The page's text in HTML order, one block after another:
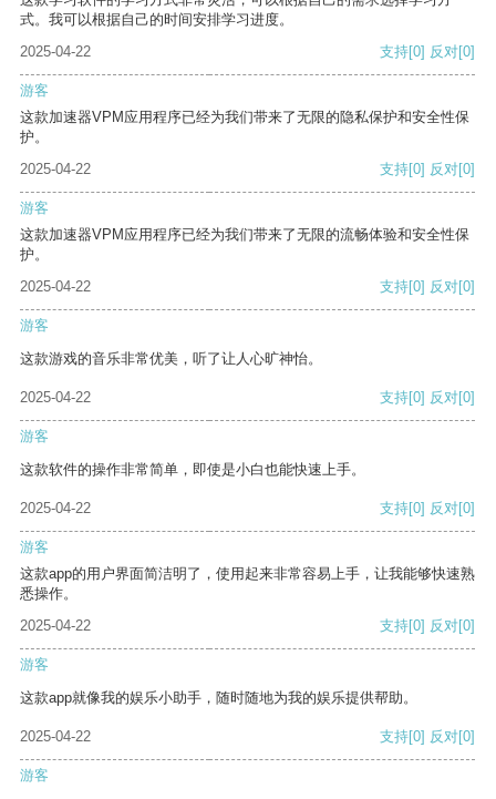
式。我可以根据自己的时间安排学习进度。
2025-04-22
支持[0] 反对[0]
游客
这款加速器VPM应用程序已经为我们带来了无限的隐私保护和安全性保
护。
2025-04-22
支持[0] 反对[0]
游客
这款加速器VPM应用程序已经为我们带来了无限的流畅体验和安全性保
护。
2025-04-22
支持[0] 反对[0]
游客
这款游戏的音乐非常优美，听了让人心旷神怡。
2025-04-22 支持[0] 反对[0]
游客
这款软件的操作非常简单，即使是小白也能快速上手。
2025-04-22 支持[0] 反对[0]
游客
这款app的用户界面简洁明了，使用起来非常容易上手，让我能够快速熟
悉操作。
2025-04-22
支持[0] 反对[0]
游客
这款app就像我的娱乐小助手，随时随地为我的娱乐提供帮助。
2025-04-22 支持[0] 反对[0]
游客